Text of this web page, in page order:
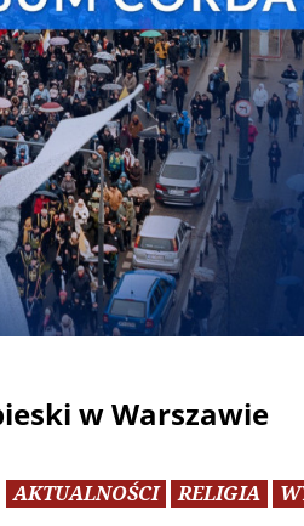
w Warszawie
AKTUALNOŚCI
RELIGIA